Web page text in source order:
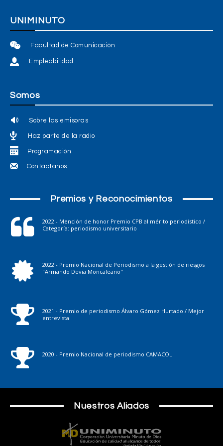
UNIMINUTO
Facultad de Comunicación
Empleabilidad
Somos
Sobre las emisoras
Haz parte de la radio
Programación
Contáctanos
Premios y Reconocimientos
2022 - Mención de honor Premio CPB al mérito periodístico /
Categoría: periodismo universitario
2022 - Premio Nacional de Periodismo a la gestión de riesgos
"Armando Devia Moncaleano"
2021 - Premio de periodismo Álvaro Gómez Hurtado / Mejor
entrevista
2020 - Premio Nacional de periodismo CAMACOL
Nuestros Aliados